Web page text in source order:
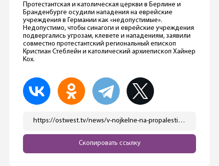
Протестантская и католическая церкви в Берлине и
Бранденбурге осудили нападения на еврейские
учреждения в Германии как «недопустимые».
Недопустимо, чтобы синагоги и еврейские учреждения
подвергались угрозам, клевете и нападениям, заявили
совместно протестантский региональный епископ
Кристиан Стеблейн и католический архиепископ Хайнер
Кох.
https://ostwest.tv/news/v-nojkelne-na-propalestinskoj-demonstracii-izbili-policejskih/
Скопировать ссылку